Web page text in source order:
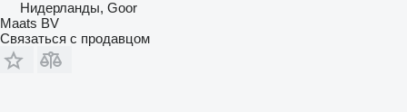
Нидерланды, Goor
Maats BV
Связаться с продавцом